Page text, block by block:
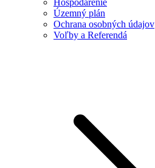
Hospodárenie
Územný plán
Ochrana osobných údajov
Voľby a Referendá